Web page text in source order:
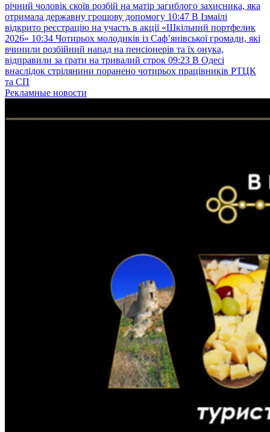
річний чоловік скоїв розбій на матір загиблого захисника, яка
отримала державну грошову допомогу 10:47 В Ізмаїлі
відкрито реєстрацію на участь в акції «Шкільний портфелик
2026» 10:34 Чотирьох молодиків із Саф’янівської громади, які
вчинили розбійний напад на пенсіонерів та їх онука,
відправили за ґрати на тривалий строк 09:23 В Одесі
внаслідок стрілянини поранено чотирьох працівників РТЦК
та СП
Рекламные новости